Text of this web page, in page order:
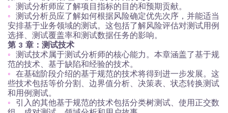
测试分析师应了解项目指标的目的和预期贡献。
测试分析员应了解如何根据风险确定优先次序，并能适当
安排基于业务领域的测试。这包括了解风险评估对测试用例
选择、测试覆盖率和测试数据任务的影响。
第 3 章：测试技术
测试技术属于测试分析师的核心能力。本章涵盖了基于规
范的技术、基于缺陷和经验的技术。
在基础阶段介绍的基于规范的技术将得到进一步发展。这
些技术包括等价分割、边界值分析、决策表、状态转换测试
和用例测试。
引入的其他基于规范的技术包括分类树测试、使用正交数